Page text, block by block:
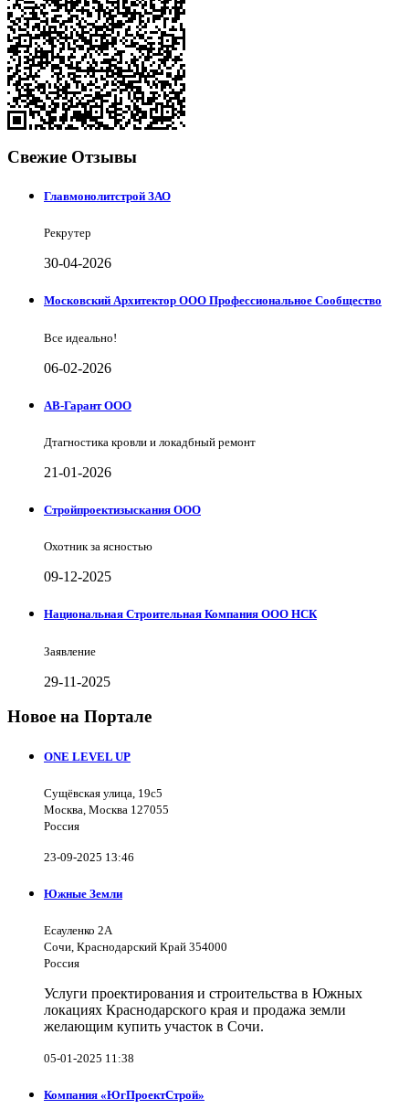
Свежие Отзывы
Главмонолитстрой ЗАО
Рекрутер
30-04-2026
Московский Архитектор ООО Профессиональное Сообщество
Все идеально!
06-02-2026
АВ-Гарант ООО
Дтагностика кровли и локадбный ремонт
21-01-2026
Стройпроектизыскания ООО
Охотник за ясностью
09-12-2025
Национальная Строительная Компания ООО НСК
Заявление
29-11-2025
Новое на Портале
ONE LEVEL UP
Сущёвская улица, 19с5
Москва, Москва 127055
Россия
23-09-2025 13:46
Южные Земли
Есауленко 2А
Сочи, Краснодарский Край 354000
Россия
Услуги проектирования и строительства в Южных
локациях Краснодарского края и продажа земли
желающим купить участок в Сочи.
05-01-2025 11:38
Компания «ЮгПроектСтрой»